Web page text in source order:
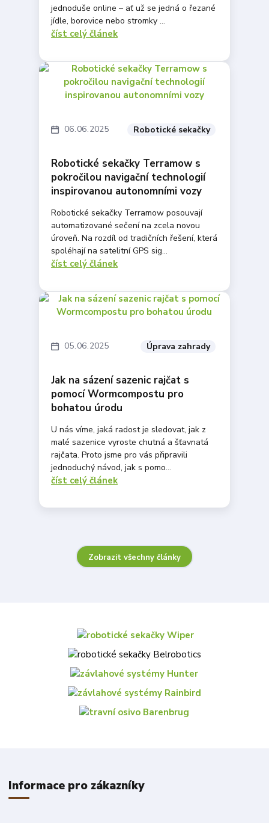
jednoduše online – ať už se jedná o řezané
jídle, borovice nebo stromky ...
číst celý článek
06 06 2025 Robotické sekačky
Robotické sekačky Terramow s
pokročilou navigační technologií
inspirovanou autonomními vozy
Robotické sekačky Terramow posouvají
automatizované sečení na zcela novou
úroveň. Na rozdíl od tradičních řešení, která
spoléhají na satelitní GPS sig...
číst celý článek
05 06 2025 Úprava zahrady
Jak na sázení sazenic rajčat s
pomocí Wormcompostu pro
bohatou úrodu
U nás víme, jaká radost je sledovat, jak z
malé sazenice vyroste chutná a šťavnatá
rajčata. Proto jsme pro vás připravili
jednoduchý návod, jak s pomo...
číst celý článek
Zobrazit všechny články
Informace pro zákazníky